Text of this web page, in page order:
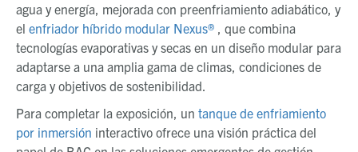
agua y energía, mejorada con preenfriamiento adiabático, y
el enfriador híbrido modular Nexus® , que combina
tecnologías evaporativas y secas en un diseño modular para
adaptarse a una amplia gama de climas, condiciones de
carga y objetivos de sostenibilidad.
Para completar la exposición, un tanque de enfriamiento
por inmersión interactivo ofrece una visión práctica del